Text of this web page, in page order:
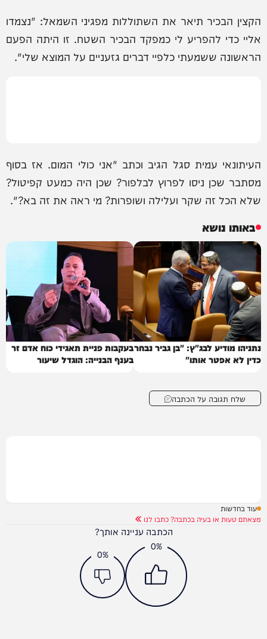
הקצין הבכיר תיאר את השתוללות מפגיני השמאל: "נצמדו
אליי כדי להפריע לי כמפקד הבכיר השטח. זו היתה הפעם
הראשונה ששמעתי כלפיי דברים גזעניים על המוצא שלי".
העיתונאי עמית סגל הגיב וכתב ‏"אני כולי המום. אז בסוף
מסתבר שכן ניסו לפרוץ לבלפור? שכן היה כמעט קפיטול?
שלא הכל זה שקר ועלילה ושופרות? מי ראה את זה בא?".
באותו נושא
נתניהו מודיע לבג"ץ: "בן גביר נבחר
כדין לא אפטר אותו"
בעקבות פניית תאגידי כוח אדם זר
בענף הבנייה: הוגדל שיעור
שלח תגובה על הכתבה
עוד בחדשות
מצאתם טעות או בעיה בכתבה? כתבו לנו
הכתבה עניינה אותך?
0%
0%